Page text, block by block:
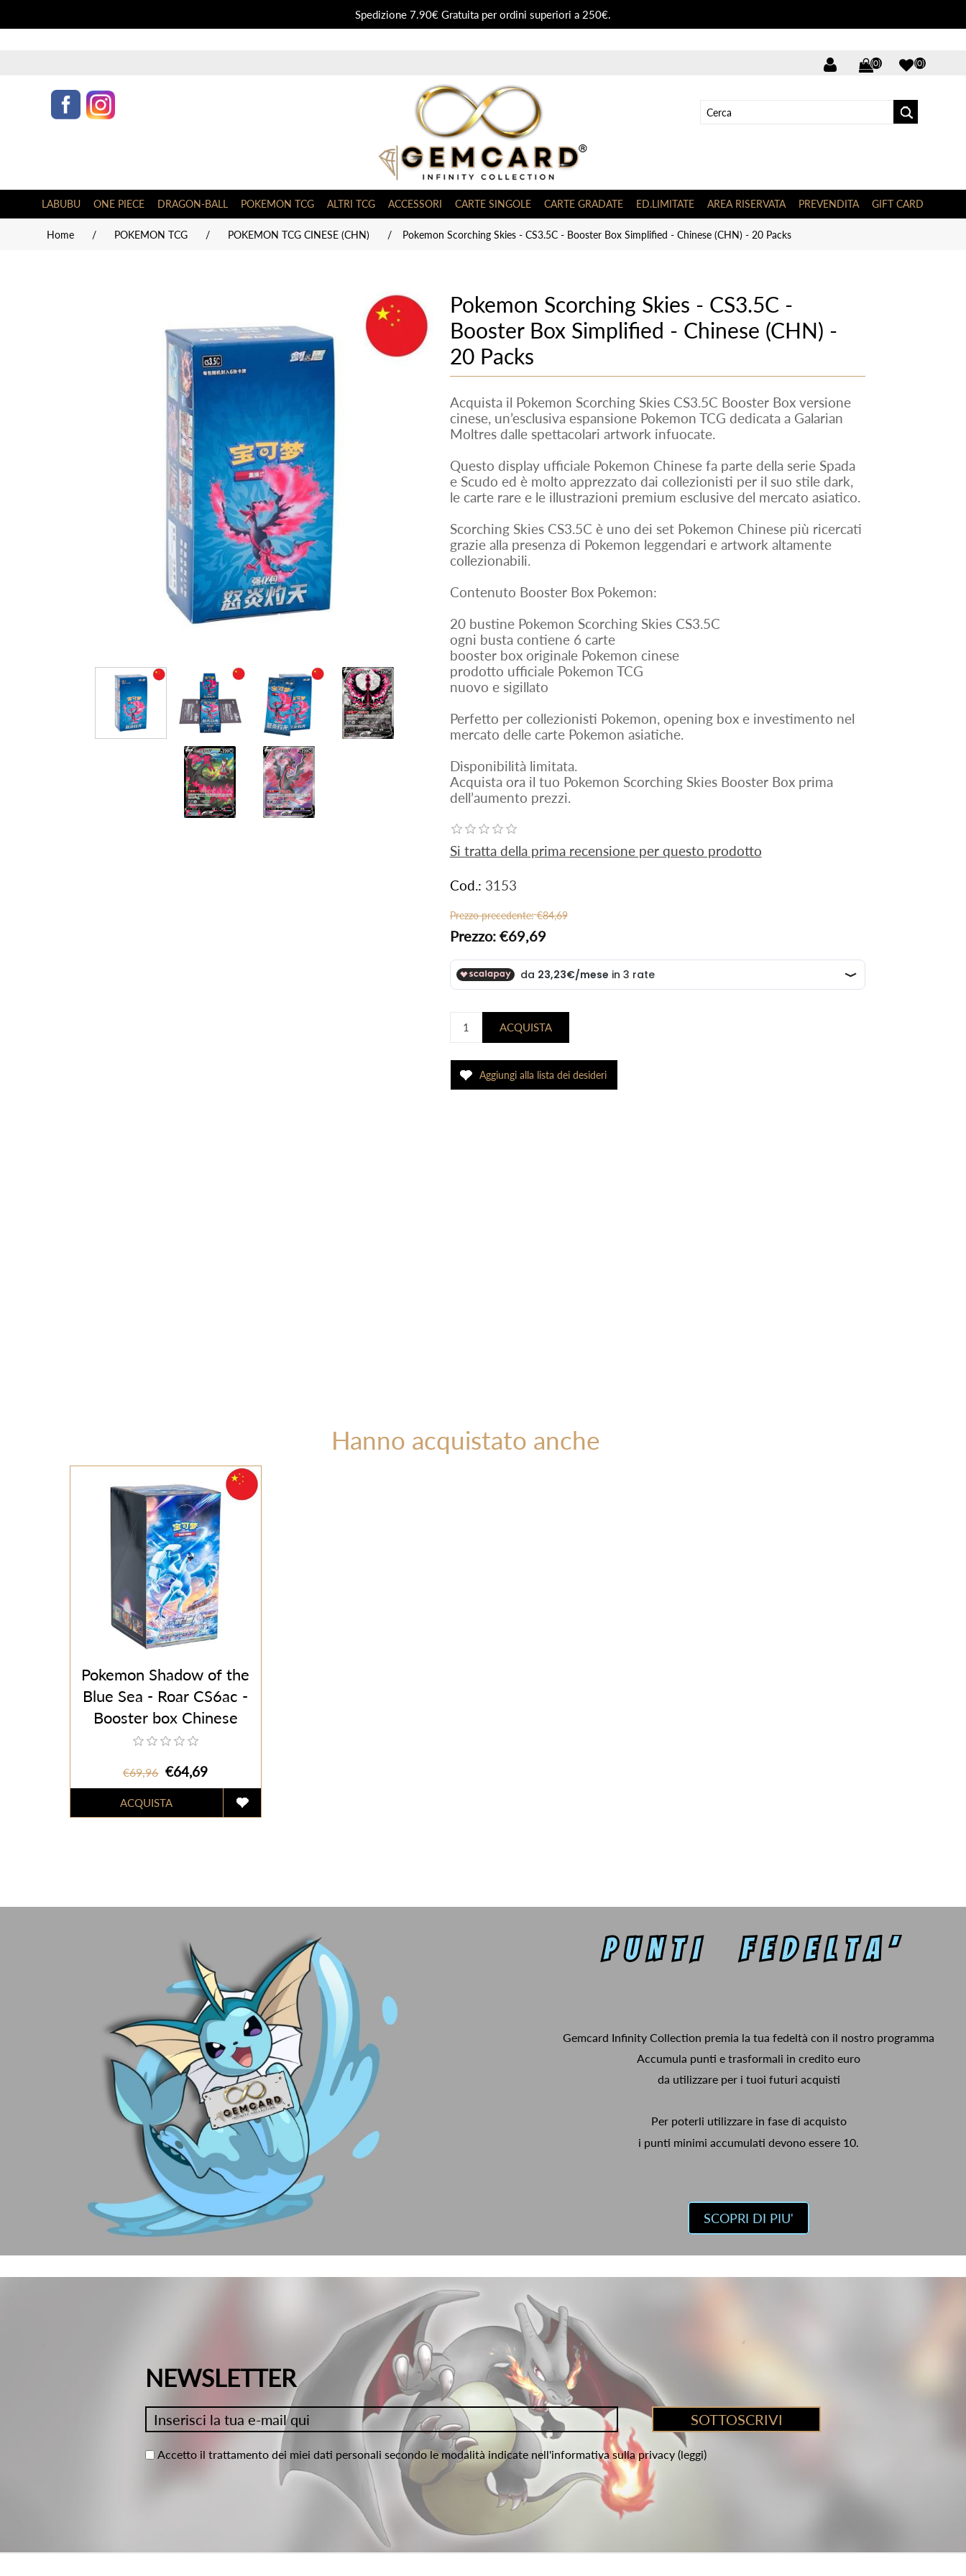
Spedizione 7.90€ Gratuita per ordini superiori a 250€.
(0) (0)
LABUBU ONE PIECE DRAGON-BALL POKEMON TCG ALTRI TCG ACCESSORI CARTE SINGOLE CARTE GRADATE ED.LIMITATE AREA RISERVATA PREVENDITA GIFT CARD
Home / POKEMON TCG / POKEMON TCG CINESE (CHN) / Pokemon Scorching Skies - CS3.5C - Booster Box Simplified - Chinese (CHN) - 20 Packs
Pokemon Scorching Skies - CS3.5C -
Booster Box Simplified - Chinese (CHN) -
20 Packs
Acquista il Pokemon Scorching Skies CS3.5C Booster Box versione
cinese, un’esclusiva espansione Pokemon TCG dedicata a Galarian
Moltres dalle spettacolari artwork infuocate.
Questo display ufficiale Pokemon Chinese fa parte della serie Spada
e Scudo ed è molto apprezzato dai collezionisti per il suo stile dark,
le carte rare e le illustrazioni premium esclusive del mercato asiatico.
Scorching Skies CS3.5C è uno dei set Pokemon Chinese più ricercati
grazie alla presenza di Pokemon leggendari e artwork altamente
collezionabili.
Contenuto Booster Box Pokemon:
20 bustine Pokemon Scorching Skies CS3.5C
ogni busta contiene 6 carte
booster box originale Pokemon cinese
prodotto ufficiale Pokemon TCG
nuovo e sigillato
Perfetto per collezionisti Pokemon, opening box e investimento nel
mercato delle carte Pokemon asiatiche.
Disponibilità limitata.
Acquista ora il tuo Pokemon Scorching Skies Booster Box prima
dell’aumento prezzi.
Si tratta della prima recensione per questo prodotto
Cod.: 3153
Prezzo precedente: €84,69
Prezzo: €69,69
Hanno acquistato anche
Pokemon Shadow of the
Blue Sea - Roar CS6ac -
Booster box Chinese
(CHN) - 24 Packs
€69,96 €64,69
Gemcard Infinity Collection premia la tua fedeltà con il nostro programma
Accumula punti e trasformali in credito euro
da utilizzare per i tuoi futuri acquisti
Per poterli utilizzare in fase di acquisto
i punti minimi accumulati devono essere 10.
SCOPRI DI PIU'
NEWSLETTER
Accetto il trattamento dei miei dati personali secondo le modalità indicate nell'informativa sulla privacy (leggi)